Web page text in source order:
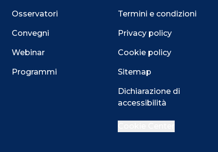
Osservatori
Convegni
Webinar
Programmi
Termini e condizioni
Privacy policy
Cookie policy
Sitemap
Dichiarazione di
accessibilità